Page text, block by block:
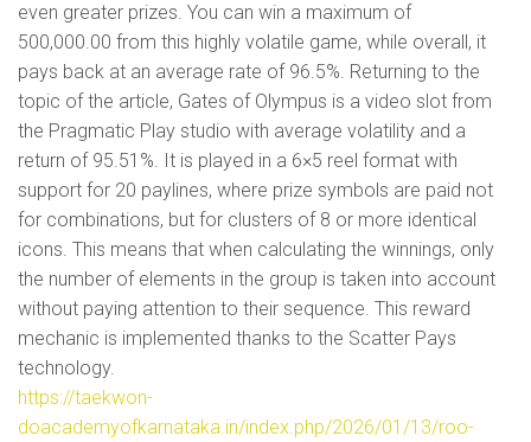
even greater prizes. You can win a maximum of
500,000.00 from this highly volatile game, while overall, it
pays back at an average rate of 96.5%. Returning to the
topic of the article, Gates of Olympus is a video slot from
the Pragmatic Play studio with average volatility and a
return of 95.51%. It is played in a 6×5 reel format with
support for 20 paylines, where prize symbols are paid not
for combinations, but for clusters of 8 or more identical
icons. This means that when calculating the winnings, only
the number of elements in the group is taken into account
without paying attention to their sequence. This reward
mechanic is implemented thanks to the Scatter Pays
technology.
https://taekwon-
doacademyofkarnataka.in/index.php/2026/01/13/roo-